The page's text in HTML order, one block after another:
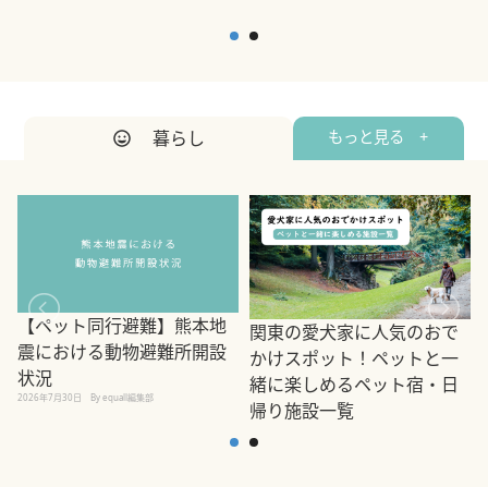
暮らし もっと見る +
【ペット同行避難】熊本地
震における動物避難所開設
状況
2026年7月30日 By equall編集部
関東の愛犬家に人気のおで
かけスポット！ペットと一
緒に楽しめるペット宿・日
帰り施設一覧